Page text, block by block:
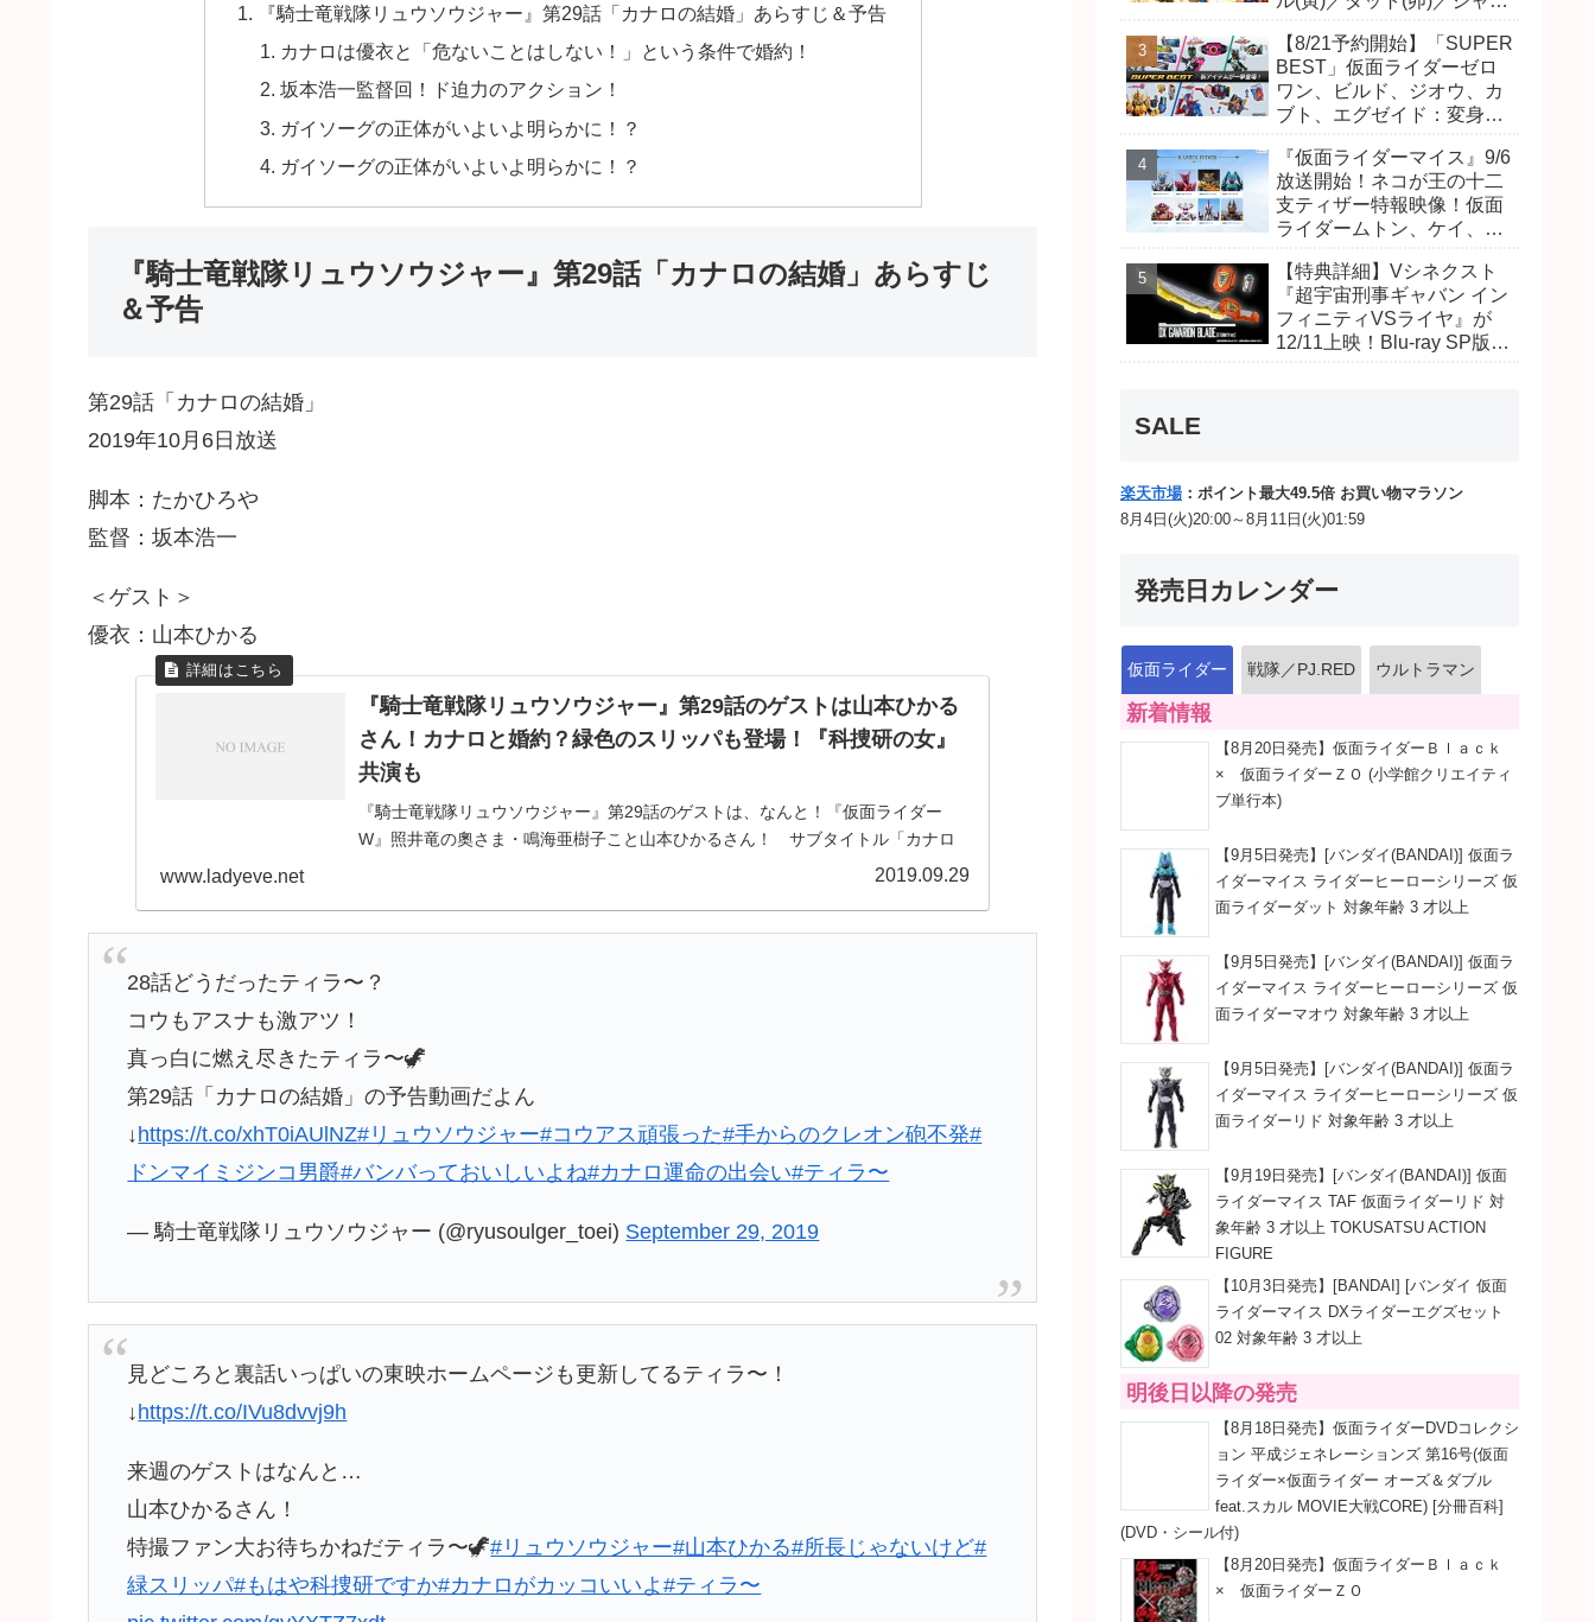
『騎士竜戦隊リュウソウジャー』第29話「カナロの結婚」あらすじ＆予告
カナロは優衣と「危ないことはしない！」という条件で婚約！
坂本浩一監督回！ド迫力のアクション！
ガイソーグの正体がいよいよ明らかに！？
ガイソーグの正体がいよいよ明らかに！？
『騎士竜戦隊リュウソウジャー』第29話「カナロの結婚」あらすじ
＆予告
第29話「カナロの結婚」
2019年10月6日放送
脚本：たかひろや
監督：坂本浩一
＜ゲスト＞
優衣：山本ひかる
『騎士竜戦隊リュウソウジャー』第29話のゲストは山本ひかる
さん！カナロと婚約？緑色のスリッパも登場！『科捜研の女』
共演も
『騎士竜戦隊リュウソウジャー』第29話のゲストは、なんと！『仮面ライダー
W』照井竜の奧さま・鳴海亜樹子こと山本ひかるさん！ サブタイトル「カナロ
の結婚」のお相手で、緑色のスリッパも登場（＾＾）『騎士竜戦隊リュウソウジ
www.ladyeve.net 2019.09.29
28話どうだったティラ〜？
コウもアスナも激アツ！
真っ白に燃え尽きたティラ〜🦖
第29話「カナロの結婚」の予告動画だよん
↓ https://t.co/xhT0iAUlNZ#リュウソウジャー#コウアス頑張った#手からのクレオン砲不発#
ドンマイミジンコ男爵#バンバっておいしいよね#カナロ運命の出会い#ティラ〜
— 騎士竜戦隊リュウソウジャー (@ryusoulger_toei) September 29, 2019
見どころと裏話いっぱいの東映ホームページも更新してるティラ〜！
↓ https://t.co/IVu8dvvj9h
来週のゲストはなんと…
山本ひかるさん！
特撮ファン大お待ちかねだティラ〜🦖#リュウソウジャー#山本ひかる#所長じゃないけど#
緑スリッパ#もはや科捜研ですか#カナロがカッコいいよ#ティラ〜
尾達臣のキャストが発表！
トリガーのアキト金子隼也
さんも変身！
【8/21予約開始】「SUPER
BEST」仮面ライダーゼロ
ワン、ビルド、ジオウ、カ
ブト、エグゼイド：変身ベ
ー、DXネオディケイドライ
バー、DXホッパーゼクター
ほか12点！
『仮面ライダーマイス』9/6
放送開始！ネコが王の十二
支ティザー特報映像！仮面
ライダームトン、ケイ、ヴ
開！ライダーは子丑寅卯辰
巳午未申酉戌亥猫猫の14
人⁉
【特典詳細】Vシネクスト
『超宇宙刑事ギャバン イン
フィニティVSライヤ』が
12/11上映！Blu-ray SP版は
SALE
楽天市場 ：ポイント最大49.5倍 お買い物マラソン
8月4日(火)20:00～8月11日(火)01:59
発売日カレンダー
仮面ライダー 戦隊／PJ.RED ウルトラマン
新着情報
【8月20日発売】仮面ライダーＢｌａｃｋ
× 仮面ライダーＺＯ (小学館クリエイティ
ブ単行本)
【9月5日発売】[バンダイ(BANDAI)] 仮面ラ
イダーマイス ライダーヒーローシリーズ 仮
面ライダーダット 対象年齢 3 才以上
【9月5日発売】[バンダイ(BANDAI)] 仮面ラ
イダーマイス ライダーヒーローシリーズ 仮
面ライダーマオウ 対象年齢 3 才以上
【9月5日発売】[バンダイ(BANDAI)] 仮面ラ
イダーマイス ライダーヒーローシリーズ 仮
面ライダーリド 対象年齢 3 才以上
【9月19日発売】[バンダイ(BANDAI)] 仮面
ライダーマイス TAF 仮面ライダーリド 対
象年齢 3 才以上 TOKUSATSU ACTION
FIGURE
【10月3日発売】[BANDAI] [バンダイ 仮面
ライダーマイス DXライダーエグズセット
02 対象年齢 3 才以上
明後日以降の発売
【8月18日発売】仮面ライダーDVDコレクシ
ョン 平成ジェネレーションズ 第16号(仮面
ライダー×仮面ライダー オーズ＆ダブル
feat.スカル MOVIE大戦CORE) [分冊百科]
(DVD・シール付)
【8月20日発売】仮面ライダーＢｌａｃｋ
× 仮面ライダーＺＯ